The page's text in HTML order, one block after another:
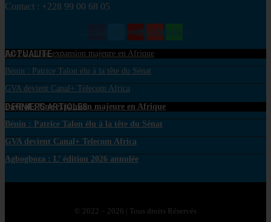
Contact : +228 99 00 68 05
TwitterYoutubeEnvelopeWhatsapp
ACTUALITE
PayPal : Une expansion majeure en Afrique
Bénin : Patrice Talon élu à la tête du Sénat
GVA devient Canal+ Telecom Africa
DERNIERS ARTICLES
PayPal : Une expansion majeure en Afrique
Bénin : Patrice Talon élu à la tête du Sénat
GVA devient Canal+ Telecom Africa
Agbogboza : L’ édition 2026 annulée
© 2022 – 2026 | Tous droits Réservés